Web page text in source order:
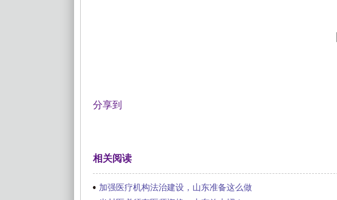
分享到
相关阅读
加强医疗机构法治建设，山东准备这么做